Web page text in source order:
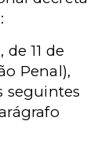
de 11 de
Penal),
seguintes